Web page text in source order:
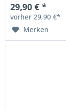
29,90 € *
vorher 29,90 €*
Merken